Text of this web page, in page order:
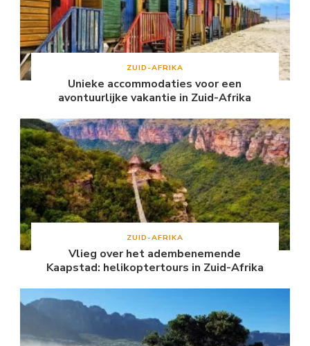
ZUID-AFRIKA
Unieke accommodaties voor een
avontuurlijke vakantie in Zuid-Afrika
ZUID-AFRIKA
Vlieg over het adembenemende
Kaapstad: helikoptertours in Zuid-Afrika